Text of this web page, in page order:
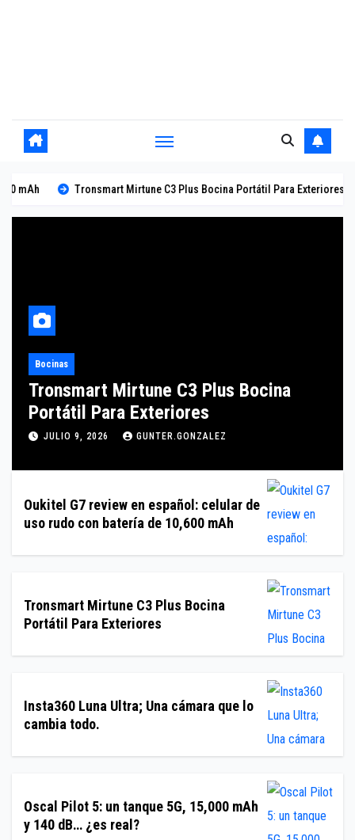
Tronsmart Mirtune C3 Plus Bocina Portátil Para Exteriores
Bocinas
Tronsmart Mirtune C3 Plus Bocina
Portátil Para Exteriores
JULIO 9, 2026 GUNTER.GONZALEZ
Oukitel G7 review en español: celular de
uso rudo con batería de 10,600 mAh
Tronsmart Mirtune C3 Plus Bocina
Portátil Para Exteriores
Insta360 Luna Ultra; Una cámara que lo
cambia todo.
Oscal Pilot 5: un tanque 5G, 15,000 mAh
y 140 dB… ¿es real?